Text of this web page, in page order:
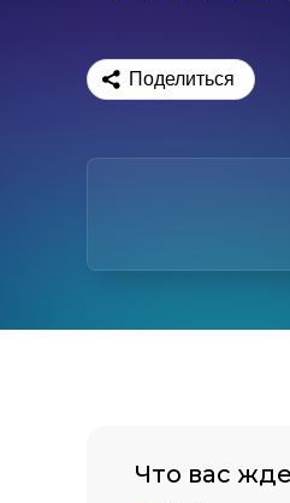
Поделиться
Что вас